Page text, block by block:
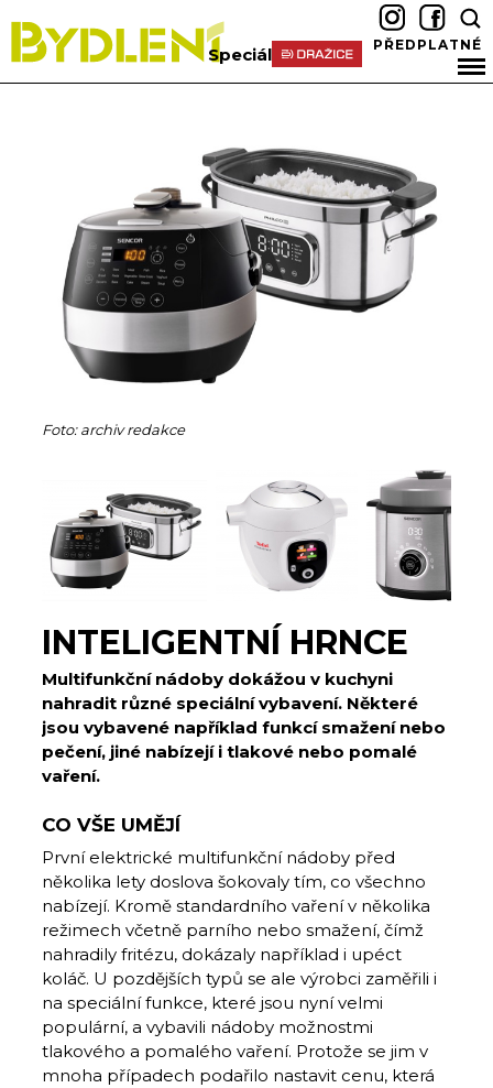
Speciál PŘEDPLATNÉ
Foto: archiv redakce
INTELIGENTNÍ HRNCE
Multifunkční nádoby dokážou v kuchyni
nahradit různé speciální vybavení. Některé
jsou vybavené například funkcí smažení nebo
pečení, jiné nabízejí i tlakové nebo pomalé
vaření.
CO VŠE UMĚJÍ
První elektrické multifunkční nádoby před
několika lety doslova šokovaly tím, co všechno
nabízejí. Kromě standardního vaření v několika
režimech včetně parního nebo smažení, čímž
nahradily fritézu, dokázaly například i upéct
koláč. U pozdějších typů se ale výrobci zaměřili i
na speciální funkce, které jsou nyní velmi
populární, a vybavili nádoby možnostmi
tlakového a pomalého vaření. Protože se jim v
mnoha případech podařilo nastavit cenu, která